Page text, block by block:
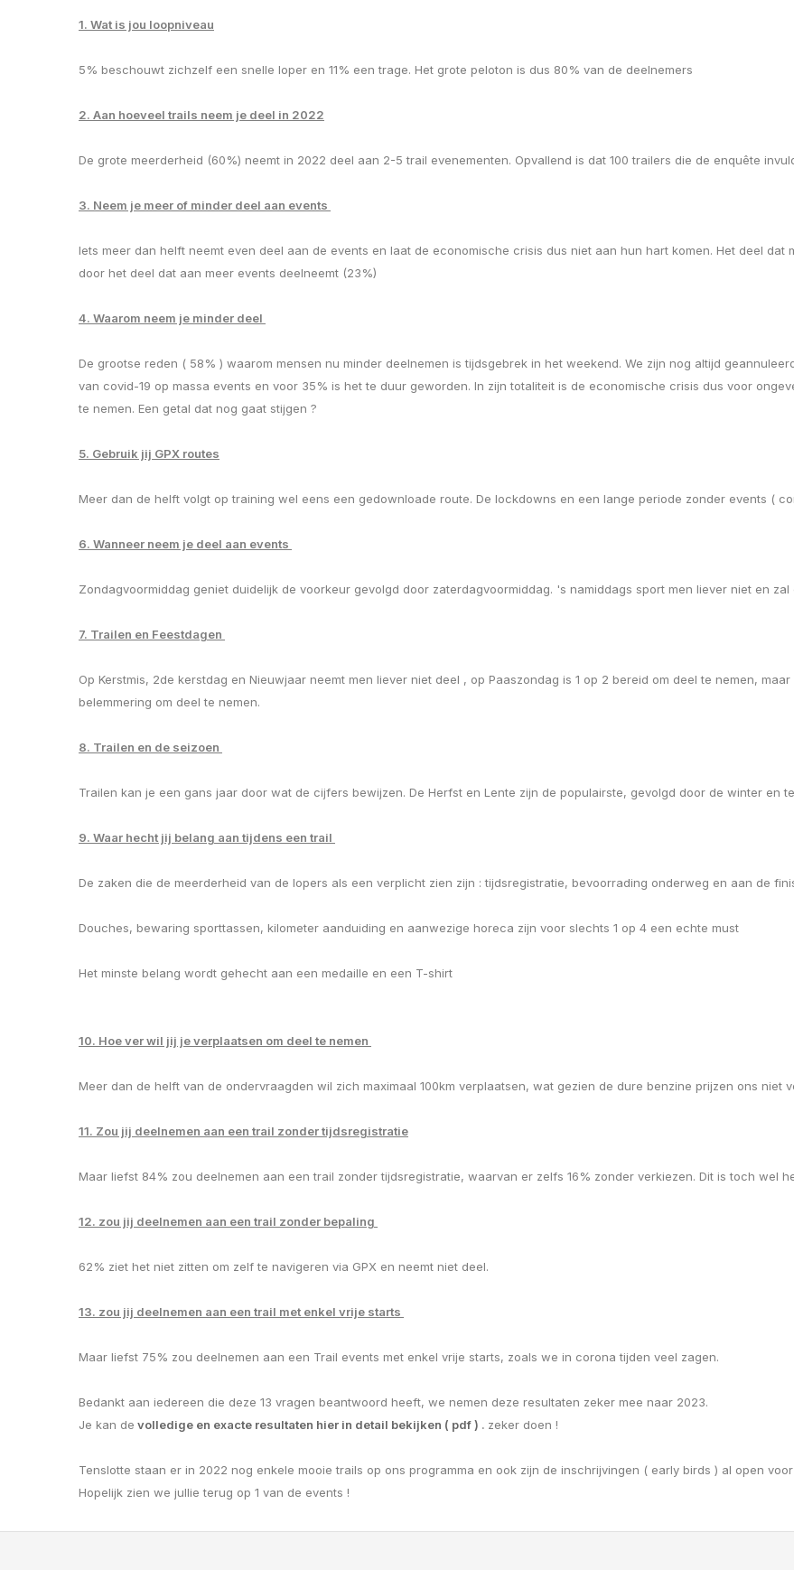
1. Wat is jou loopniveau
5% beschouwt zichzelf een snelle loper en 11% een trage. Het grote peloton is dus 80% van de deelnemers
2. Aan hoeveel trails neem je deel in 2022
De grote meerderheid (60%) neemt in 2022 deel aan 2-5 trail evenementen. Opvallend is dat 100 trailers die de enquête
3. Neem je meer of minder deel aan events
Iets meer dan helft neemt even deel aan de events en laat de economische crisis dus niet aan hun hart komen. Het deel dat
door het deel dat aan meer events deelneemt (23%)
4. Waarom neem je minder deel
De grootse reden ( 58% ) waarom mensen nu minder deelnemen is tijdsgebrek in het weekend. We zijn nog altijd
van covid-19 op massa events en voor 35% is het te duur geworden. In zijn totaliteit is de economische crisis dus voor
te nemen. Een getal dat nog gaat stijgen ?
5. Gebruik jij GPX routes
Meer dan de helft volgt op training wel eens een gedownloade route. De lockdowns en een lange periode zonder events (
6. Wanneer neem je deel aan events
Zondagvoormiddag geniet duidelijk de voorkeur gevolgd door zaterdagvoormiddag. 's namiddags sport men liever niet en
7. Trailen en Feestdagen
Op Kerstmis, 2de kerstdag en Nieuwjaar neemt men liever niet deel , op Paaszondag is 1 op 2 bereid om deel te nemen,
belemmering om deel te nemen.
8. Trailen en de seizoen
Trailen kan je een gans jaar door wat de cijfers bewijzen. De Herfst en Lente zijn de populairste, gevolgd door de winter en
9. Waar hecht jij belang aan tijdens een trail
De zaken die de meerderheid van de lopers als een verplicht zien zijn : tijdsregistratie, bevoorrading onderweg en aan de
Douches, bewaring sporttassen, kilometer aanduiding en aanwezige horeca zijn voor slechts 1 op 4 een echte must
Het minste belang wordt gehecht aan een medaille en een T-shirt
10. Hoe ver wil jij je verplaatsen om deel te nemen
Meer dan de helft van de ondervraagden wil zich maximaal 100km verplaatsen, wat gezien de dure benzine prijzen ons niet
11. Zou jij deelnemen aan een trail zonder tijdsregistratie
Maar liefst 84% zou deelnemen aan een trail zonder tijdsregistratie, waarvan er zelfs 16% zonder verkiezen. Dit is toch wel
12. zou jij deelnemen aan een trail zonder bepaling
62% ziet het niet zitten om zelf te navigeren via GPX en neemt niet deel.
13. zou jij deelnemen aan een trail met enkel vrije starts
Maar liefst 75% zou deelnemen aan een Trail events met enkel vrije starts, zoals we in corona tijden veel zagen.
Bedankt aan iedereen die deze 13 vragen beantwoord heeft, we nemen deze resultaten zeker mee naar 2023.
Je kan de volledige en exacte resultaten hier in detail bekijken ( pdf ) . zeker doen !
Tenslotte staan er in 2022 nog enkele mooie trails op ons programma en ook zijn de inschrijvingen ( early birds ) al open
Hopelijk zien we jullie terug op 1 van de events !